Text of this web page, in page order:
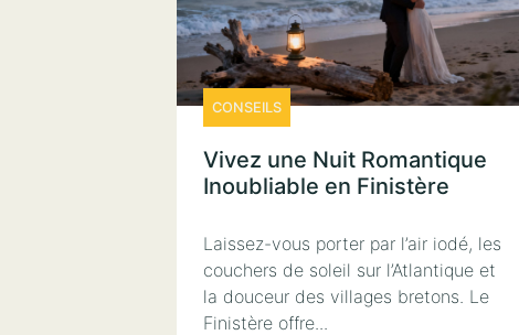
CONSEILS
Vivez une Nuit Romantique
Inoubliable en Finistère
Laissez-vous porter par l’air iodé, les
couchers de soleil sur l’Atlantique et
la douceur des villages bretons. Le
Finistère offre...